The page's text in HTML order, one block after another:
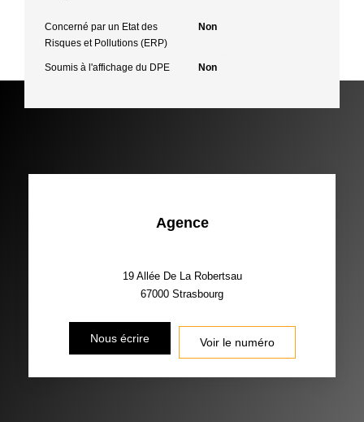
Concerné par un Etat des
Risques et Pollutions (ERP)
Non
Soumis à l'affichage du DPE Non
Agence
19 Allée De La Robertsau
67000 Strasbourg
Nous écrire Voir le numéro